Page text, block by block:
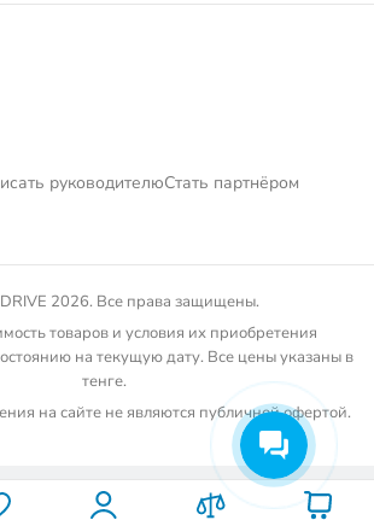
руководителюСтать партнёром
2026. Все права защищены.
товаров и условия их приобретения
на текущую дату. Все цены указаны в
тенге.
на сайте не являются публичной офертой.